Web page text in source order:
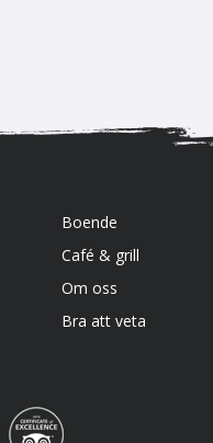
Boende
Café & grill
Om oss
Bra att veta